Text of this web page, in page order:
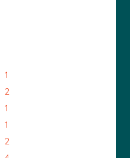
1
2
1
1
2